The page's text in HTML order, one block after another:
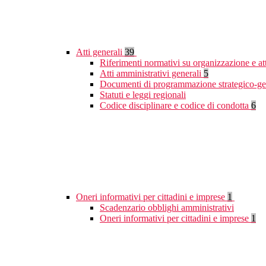
Atti generali 39
Riferimenti normativi su organizzazione e
Atti amministrativi generali 5
Documenti di programmazione strategico-
Statuti e leggi regionali
Codice disciplinare e codice di condotta 6
Oneri informativi per cittadini e imprese 1
Scadenzario obblighi amministrativi
Oneri informativi per cittadini e imprese 1